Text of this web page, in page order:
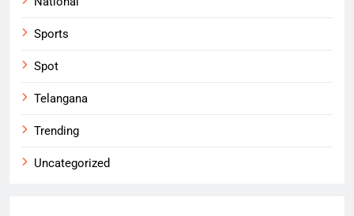
Sports
Spot
Telangana
Trending
Uncategorized